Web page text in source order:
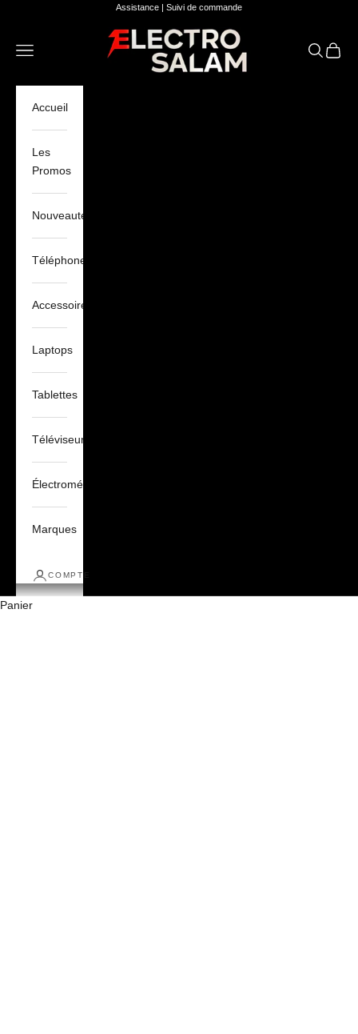
Assistance | Suivi de commande
Electro Salam
Ouvrir la navigation
Ouvrir la
Voir
Accueil
Les
Promos
Nouveautés
Téléphones
Accessoires
Laptops
Tablettes
Téléviseurs
Électroménagers
Marques
COMPTE
Panier